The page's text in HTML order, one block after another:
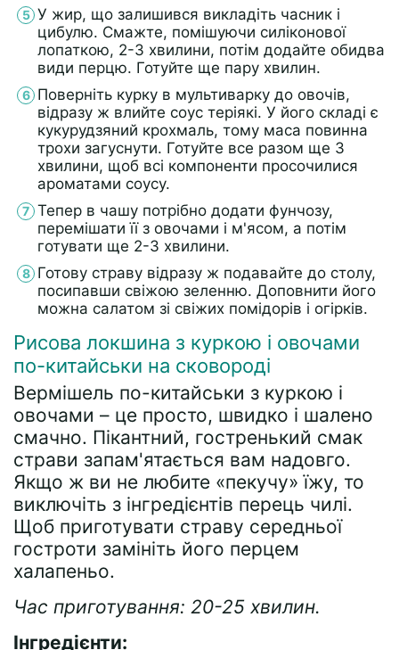
У жир, що залишився викладіть часник і
цибулю. Смажте, помішуючи силіконової
лопаткою, 2-3 хвилини, потім додайте обидва
види перцю. Готуйте ще пару хвилин.
Поверніть курку в мультиварку до овочів,
відразу ж влийте соус теріякі. У його складі є
кукурудзяний крохмаль, тому маса повинна
трохи загуснути. Готуйте все разом ще 3
хвилини, щоб всі компоненти просочилися
ароматами соусу.
Тепер в чашу потрібно додати фунчозу,
перемішати її з овочами і м'ясом, а потім
готувати ще 2-3 хвилини.
Готову страву відразу ж подавайте до столу,
посипавши свіжою зеленню. Доповнити його
можна салатом зі свіжих помідорів і огірків.
Рисова локшина з куркою і овочами
по-китайськи на сковороді
Вермішель по-китайськи з куркою і
овочами – це просто, швидко і шалено
смачно. Пікантний, гостренький смак
страви запам'ятається вам надовго.
Якщо ж ви не любите «пекучу» їжу, то
виключіть з інгредієнтів перець чилі.
Щоб приготувати страву середньої
гостроти замініть його перцем
халапеньо.
Час приготування: 20-25 хвилин.
Інгредієнти: